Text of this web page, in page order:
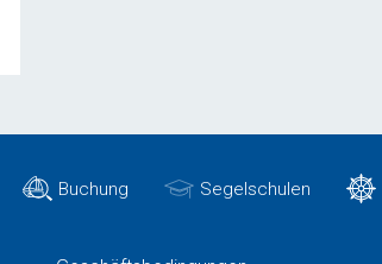
Buchung Segelschulen